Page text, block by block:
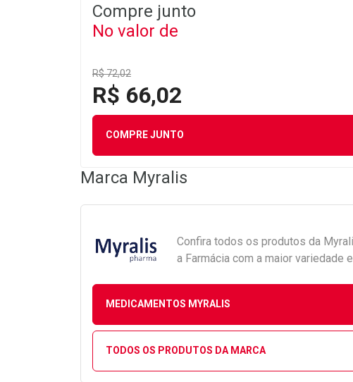
Compre junto
No valor de
R$ 72,02
R$ 66,02
COMPRE JUNTO
Marca Myralis
Confira todos os produtos da
a Farmácia com a maior variedade
MEDICAMENTOS MYRALIS
TODOS OS PRODUTOS DA MARCA